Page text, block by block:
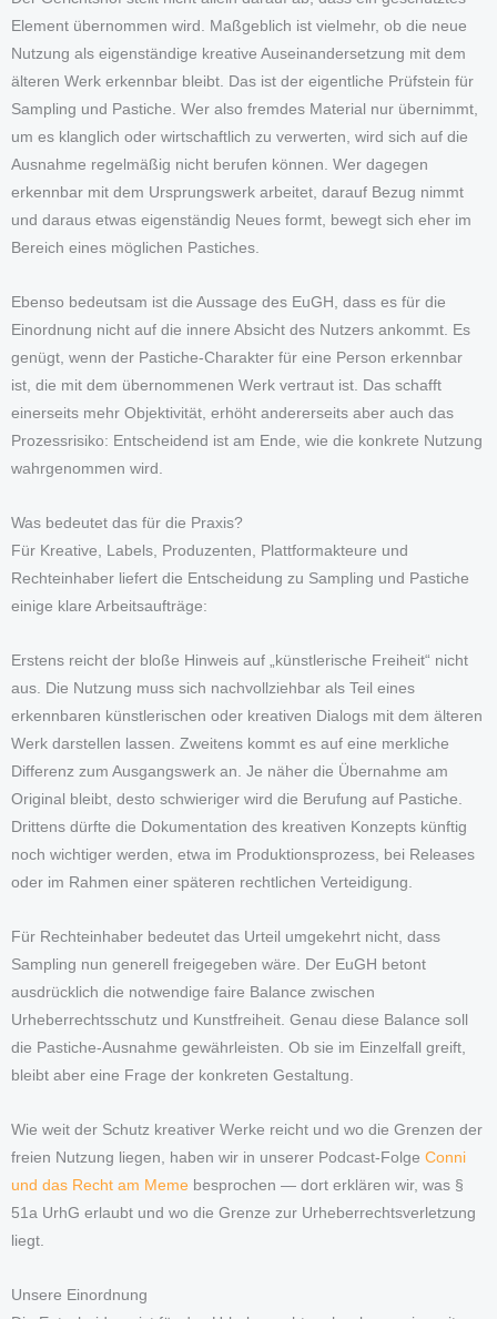
Element übernommen wird. Maßgeblich ist vielmehr, ob die neue
Nutzung als eigenständige kreative Auseinandersetzung mit dem
älteren Werk erkennbar bleibt. Das ist der eigentliche Prüfstein für
Sampling und Pastiche. Wer also fremdes Material nur übernimmt,
um es klanglich oder wirtschaftlich zu verwerten, wird sich auf die
Ausnahme regelmäßig nicht berufen können. Wer dagegen
erkennbar mit dem Ursprungswerk arbeitet, darauf Bezug nimmt
und daraus etwas eigenständig Neues formt, bewegt sich eher im
Bereich eines möglichen Pastiches.
Ebenso bedeutsam ist die Aussage des EuGH, dass es für die
Einordnung nicht auf die innere Absicht des Nutzers ankommt. Es
genügt, wenn der Pastiche-Charakter für eine Person erkennbar
ist, die mit dem übernommenen Werk vertraut ist. Das schafft
einerseits mehr Objektivität, erhöht andererseits aber auch das
Prozessrisiko: Entscheidend ist am Ende, wie die konkrete Nutzung
wahrgenommen wird.
Was bedeutet das für die Praxis?
Für Kreative, Labels, Produzenten, Plattformakteure und
Rechteinhaber liefert die Entscheidung zu Sampling und Pastiche
einige klare Arbeitsaufträge:
Erstens reicht der bloße Hinweis auf „künstlerische Freiheit“ nicht
aus. Die Nutzung muss sich nachvollziehbar als Teil eines
erkennbaren künstlerischen oder kreativen Dialogs mit dem älteren
Werk darstellen lassen. Zweitens kommt es auf eine merkliche
Differenz zum Ausgangswerk an. Je näher die Übernahme am
Original bleibt, desto schwieriger wird die Berufung auf Pastiche.
Drittens dürfte die Dokumentation des kreativen Konzepts künftig
noch wichtiger werden, etwa im Produktionsprozess, bei Releases
oder im Rahmen einer späteren rechtlichen Verteidigung.
Für Rechteinhaber bedeutet das Urteil umgekehrt nicht, dass
Sampling nun generell freigegeben wäre. Der EuGH betont
ausdrücklich die notwendige faire Balance zwischen
Urheberrechtsschutz und Kunstfreiheit. Genau diese Balance soll
die Pastiche-Ausnahme gewährleisten. Ob sie im Einzelfall greift,
bleibt aber eine Frage der konkreten Gestaltung.
Wie weit der Schutz kreativer Werke reicht und wo die Grenzen der
freien Nutzung liegen, haben wir in unserer Podcast-Folge Conni
und das Recht am Meme besprochen — dort erklären wir, was §
51a UrhG erlaubt und wo die Grenze zur Urheberrechtsverletzung
liegt.
Unsere Einordnung